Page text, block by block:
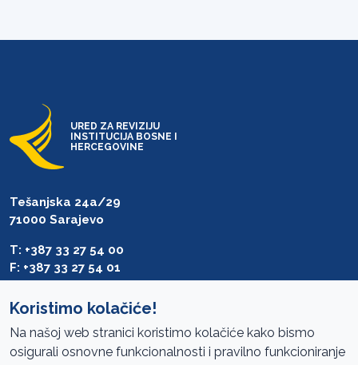
URED ZA REVIZIJU
INSTITUCIJA BOSNE I
HERCEGOVINE
Tešanjska 24a/29
71000 Sarajevo
T: +387 33 27 54 00
F: +387 33 27 54 01
Koristimo kolačiće!
Na našoj web stranici koristimo kolačiće kako bismo
osigurali osnovne funkcionalnosti i pravilno funkcioniranje